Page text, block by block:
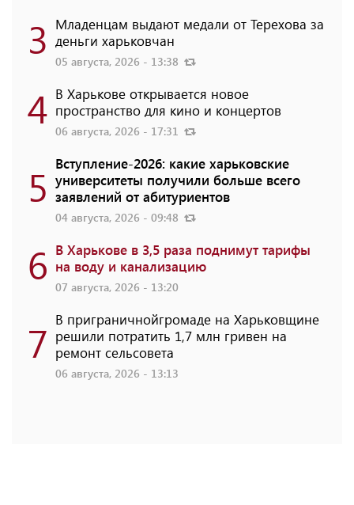
3 Младенцам выдают медали от Терехова за
деньги харьковчан
05 августа, 2026 - 13:38
4 В Харькове открывается новое
пространство для кино и концертов
06 августа, 2026 - 17:31
5 Вступление-2026: какие харьковские
университеты получили больше всего
заявлений от абитуриентов
04 августа, 2026 - 09:48
6 В Харькове в 3,5 раза поднимут тарифы
на воду и канализацию
07 августа, 2026 - 13:20
7 В приграничнойгромаде на Харьковщине
решили потратить 1,7 млн ​​гривен на
ремонт сельсовета
06 августа, 2026 - 13:13